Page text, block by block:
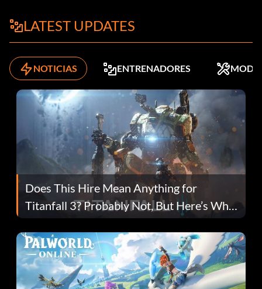
LATEST UPDATES
NOTICIAS ENTRENADORES MODS
Does This Hire Mean Anything for
Titanfall 3? Probably Not, But Here’s Why
Fans Are Hopeful